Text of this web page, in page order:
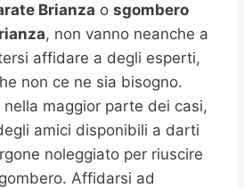
Brianza o sgombero
, non vanno neanche a
affidare a degli esperti,
non ce ne sia bisogno.
maggior parte dei casi,
amici disponibili a darti
noleggiato per riuscire
Affidarsi ad